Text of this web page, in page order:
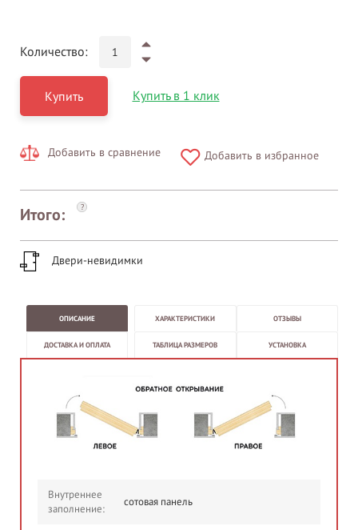
Количество:
Купить Купить в 1 клик
Добавить в сравнение Добавить в избранное
Итого: ?
Двери-невидимки
ОПИСАНИЕ ХАРАКТЕРИСТИКИ ОТЗЫВЫ
ДОСТАВКА И ОПЛАТА ТАБЛИЦА РАЗМЕРОВ УСТАНОВКА
Внутреннее
заполнение:
сотовая панель